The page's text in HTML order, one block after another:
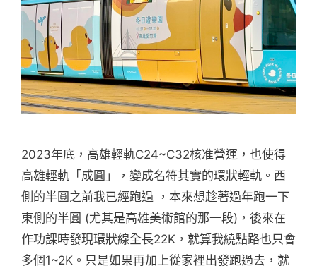
2023年底，高雄輕軌C24~C32核准營運，也使得
高雄輕軌「成圓」，變成名符其實的環狀輕軌。西
側的半圓之前我已經跑過 ，本來想趁著過年跑一下
東側的半圓 (尤其是高雄美術館的那一段)，後來在
作功課時發現環狀線全長22K，就算我繞點路也只會
多個1~2K。只是如果再加上從家裡出發跑過去，就